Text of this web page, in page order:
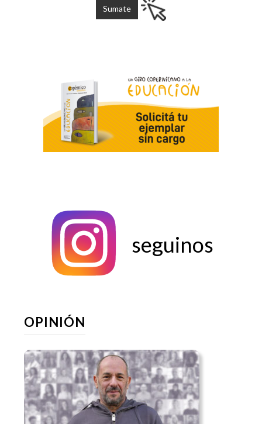
seguinos
seguinos
OPINIÓN